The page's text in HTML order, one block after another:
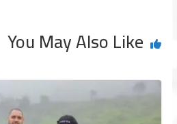
You May Also Like